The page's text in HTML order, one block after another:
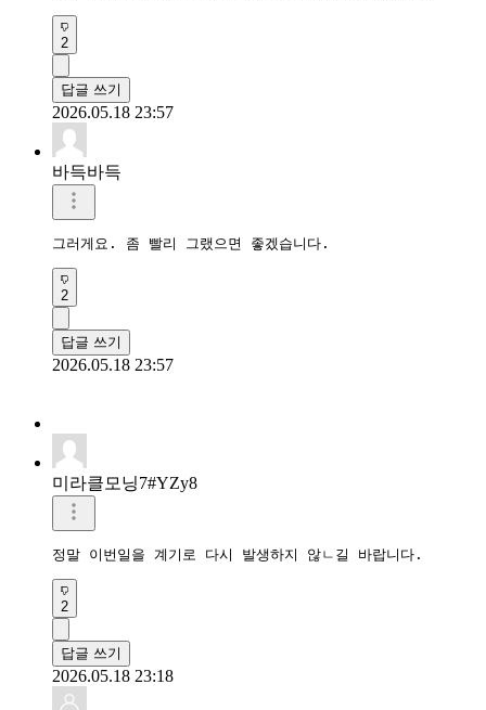
2
답글 쓰기
2026.05.18 23:57
바득바득
그러게요. 좀 빨리 그랬으면 좋겠습니다.
2
답글 쓰기
2026.05.18 23:57
미라클모닝7#YZy8
정말 이번일을 계기로 다시 발생하지 않ㄴ길 바랍니다.
2
답글 쓰기
2026.05.18 23:18